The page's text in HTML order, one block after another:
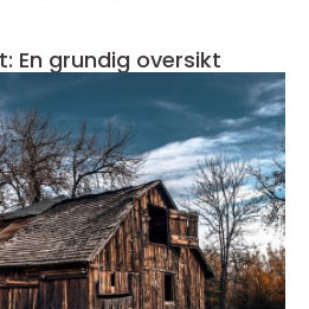
En grundig oversikt